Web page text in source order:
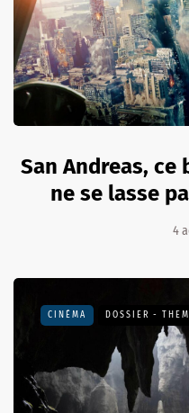
San Andreas,
ne se lasse
4
CINÉMA DOSSIER -